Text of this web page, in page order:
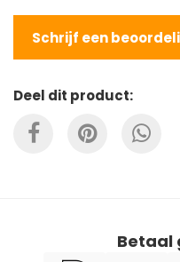
Schrijf een
Deel dit product:
Betaal